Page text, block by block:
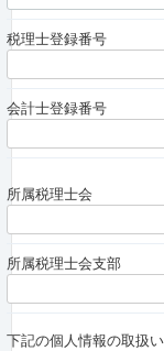
税理士登録番号
会計士登録番号
所属税理士会
所属税理士会支部
下記の個人情報の取扱